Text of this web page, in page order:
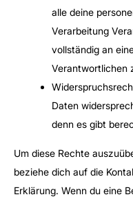
alle deine
Verarbeitung
vollständig an
Verantwortlichen
Daten
denn es gibt
Um diese Rechte
beziehe dich auf die
Erklärung. Wenn du eine